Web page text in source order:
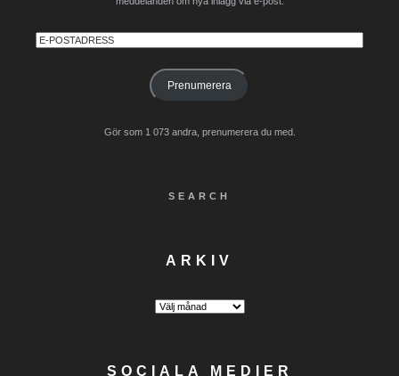
E-
Prenumerera
Gör som 1 073 andra, prenumerera du med.
SEARCH
ARKIV
Arkiv
SOCIALA MEDIER